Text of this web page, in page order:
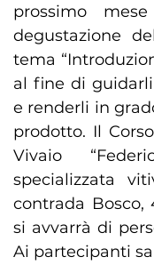
prossimo
degustazione
tema
al fine di
e renderli in
prodotto. Il
Vivaio
specializzata
contrada Bosco,
si avvarrà di
Ai partecipanti